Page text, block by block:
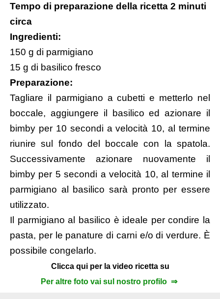
Tempo di preparazione della ricetta 2 minuti
circa
Ingredienti:
150 g di parmigiano
15 g di basilico fresco
Preparazione:
Tagliare il parmigiano a cubetti e metterlo nel
boccale, aggiungere il basilico ed azionare il
bimby per 10 secondi a velocità 10, al termine
riunire sul fondo del boccale con la spatola.
Successivamente azionare nuovamente il
bimby per 5 secondi a velocità 10, al termine il
parmigiano al basilico sarà pronto per essere
utilizzato.
Il parmigiano al basilico è ideale per condire la
pasta, per le panature di carni e/o di verdure. È
possibile congelarlo.
Clicca qui per la video ricetta su
Per altre foto vai sul nostro profilo ⇒